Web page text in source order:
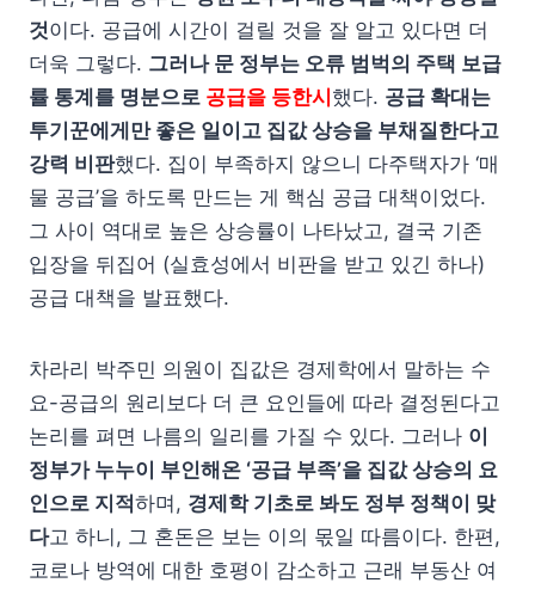
것이다. 공급에 시간이 걸릴 것을 잘 알고 있다면 더
더욱 그렇다. 그러나 문 정부는 오류 범벅의 주택 보급
률 통계를 명분으로 공급을 등한시했다. 공급 확대는
투기꾼에게만 좋은 일이고 집값 상승을 부채질한다고
강력 비판했다. 집이 부족하지 않으니 다주택자가 ‘매
물 공급’을 하도록 만드는 게 핵심 공급 대책이었다.
그 사이 역대로 높은 상승률이 나타났고, 결국 기존
입장을 뒤집어 (실효성에서 비판을 받고 있긴 하나)
공급 대책을 발표했다.
차라리 박주민 의원이 집값은 경제학에서 말하는 수
요-공급의 원리보다 더 큰 요인들에 따라 결정된다고
논리를 펴면 나름의 일리를 가질 수 있다. 그러나 이
정부가 누누이 부인해온 ‘공급 부족’을 집값 상승의 요
인으로 지적하며, 경제학 기초로 봐도 정부 정책이 맞
다고 하니, 그 혼돈은 보는 이의 몫일 따름이다. 한편,
코로나 방역에 대한 호평이 감소하고 근래 부동산 여